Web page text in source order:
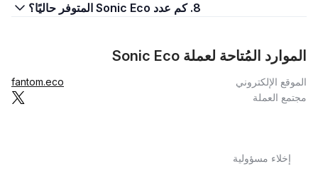
8. كم عدد Sonic Eco المتوفر حاليًا؟
الموارد المُتاحة لعملة Sonic Eco
الموقع الإلكتروني
fantom.eco
مجتمع العملة
إخلاء مسؤولية